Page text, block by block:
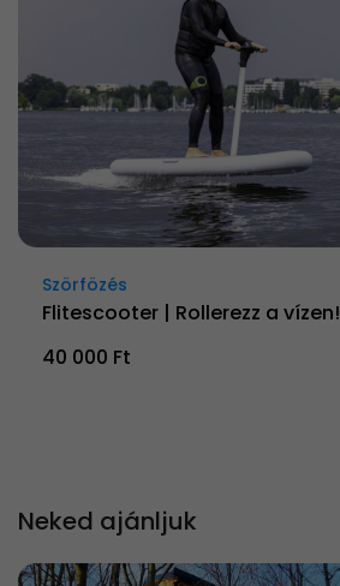
Szörfözés
Flitescooter | Rollerezz a vízen!
40 000 Ft
Neked ajánljuk